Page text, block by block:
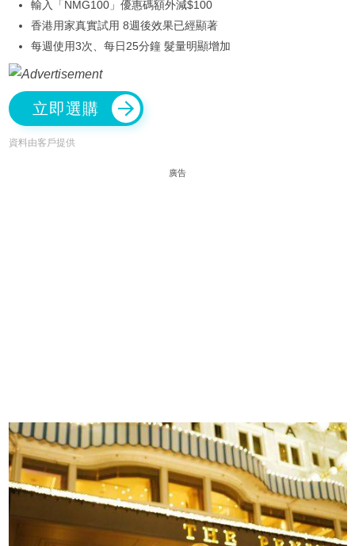
輸入「NMG100」優惠碼額外減$100
香港用家真實試用 8週後效果已經顯著
每週使用3次、每日25分鐘 髮量明顯增加
立即選購
資料由客戶提供
廣告